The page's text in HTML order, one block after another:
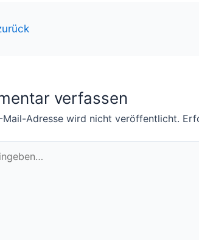
verfassen
Mail-Adresse wird nicht veröffentlicht.